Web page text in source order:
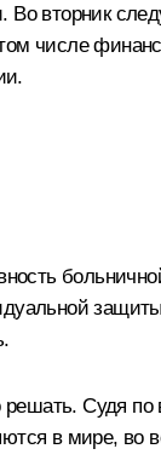
вторник
числе
Судя по
в мире, во